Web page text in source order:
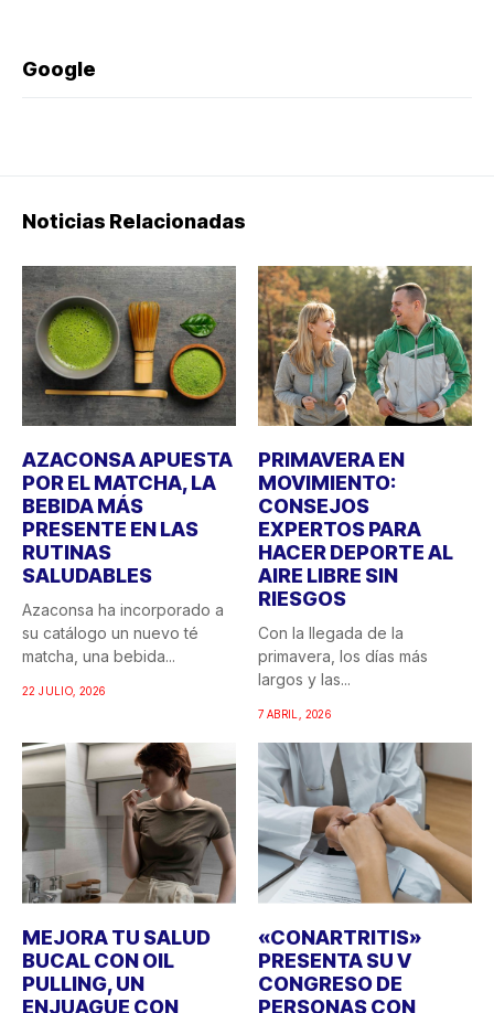
Google
Noticias Relacionadas
AZACONSA APUESTA
POR EL MATCHA, LA
BEBIDA MÁS
PRESENTE EN LAS
RUTINAS
SALUDABLES
Azaconsa ha incorporado a
su catálogo un nuevo té
matcha, una bebida...
22 JULIO, 2026
PRIMAVERA EN
MOVIMIENTO:
CONSEJOS
EXPERTOS PARA
HACER DEPORTE AL
AIRE LIBRE SIN
RIESGOS
Con la llegada de la
primavera, los días más
largos y las...
7 ABRIL, 2026
MEJORA TU SALUD
BUCAL CON OIL
PULLING, UN
ENJUAGUE CON
«CONARTRITIS»
PRESENTA SU V
CONGRESO DE
PERSONAS CON